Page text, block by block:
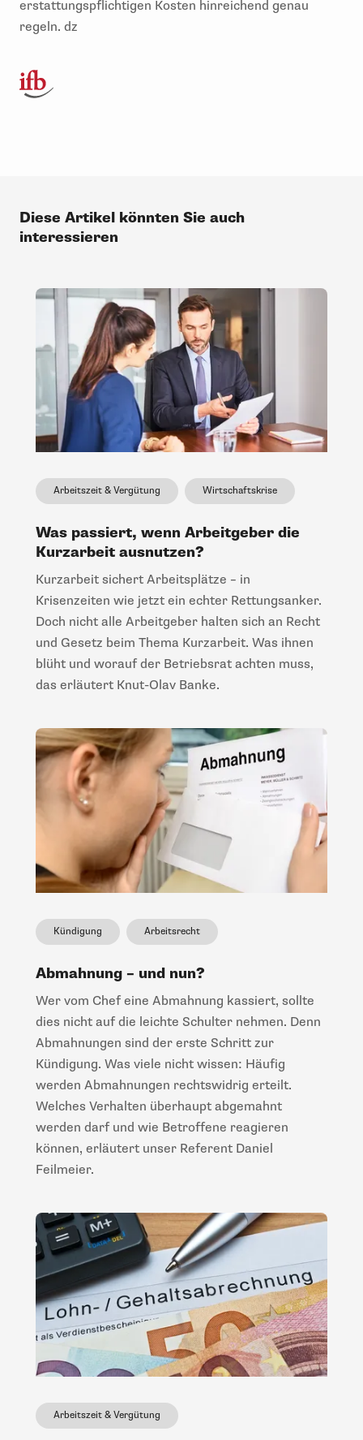
erstattungspflichtigen Kosten hinreichend genau
regeln. dz
Diese Artikel könnten Sie auch
interessieren
Arbeitszeit & Vergütung Wirtschaftskrise
Was passiert, wenn Arbeitgeber die
Kurzarbeit ausnutzen?
Kurzarbeit sichert Arbeitsplätze – in
Krisenzeiten wie jetzt ein echter Rettungsanker.
Doch nicht alle Arbeitgeber halten sich an Recht
und Gesetz beim Thema Kurzarbeit. Was ihnen
blüht und worauf der Betriebsrat achten muss,
das erläutert Knut-Olav Banke.
Kündigung Arbeitsrecht
Abmahnung – und nun?
Wer vom Chef eine Abmahnung kassiert, sollte
dies nicht auf die leichte Schulter nehmen. Denn
Abmahnungen sind der erste Schritt zur
Kündigung. Was viele nicht wissen: Häufig
werden Abmahnungen rechtswidrig erteilt.
Welches Verhalten überhaupt abgemahnt
werden darf und wie Betroffene reagieren
können, erläutert unser Referent Daniel
Feilmeier.
Arbeitszeit & Vergütung